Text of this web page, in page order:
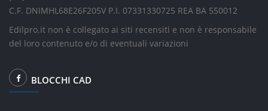
C.F. DNIMHL68E26F205V P.I. 07331330725 REA BA 550012
Edilpro.it non è collegato ai siti recensiti e non è responsabile
del loro contenuto e/o di eventuali variazioni
BLOCCHI CAD